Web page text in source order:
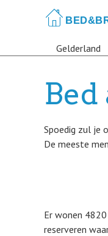
Gelderland
Spoedig zul je
De meeste
Er wonen
reserveren